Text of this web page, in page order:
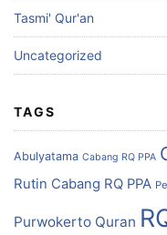
Tasmi' Qur'an
Uncategorized
TAGS
Abulyatama Cabang RQ PPA
Rutin Cabang RQ PPA
Purwokerto Quran